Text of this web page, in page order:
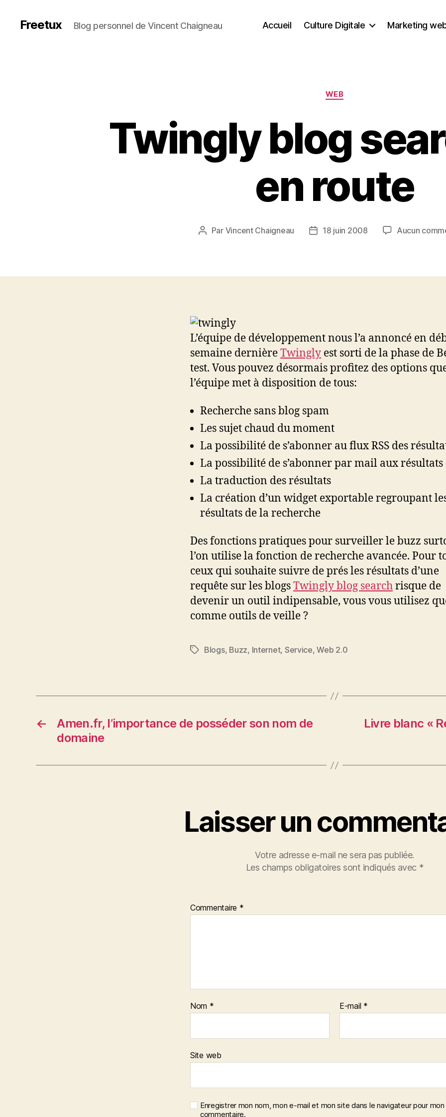
Freetux Blog personnel de Vincent Chaigneau Accueil Culture Digitale Marketing
Catégories
WEB
Twingly blog
en route
Auteur
Par Vincent Chaigneau
Date18 juin 2008 Aucun
L’équipe de développement nous l’a annoncé en
semaine dernièreTwingly est sorti de la phase de
test. Vous pouvez désormais profitez des options
l’équipe met à disposition de tous:
Recherche sans blog spam
Les sujet chaud du moment
La possibilité de s’abonner au flux RSS des
La possibilité de s’abonner par mail aux résultats
La traduction des résultats
La création d’un widget exportable regroupant
résultats de la recherche
Des fonctions pratiques pour surveiller le buzz
l’on utilise la fonction de recherche avancée. Pour
ceux qui souhaite suivre de prés les résultats d’une
requête sur les blogsTwingly blog searchrisque de
devenir un outil indipensable, vous vous utilisez
comme outils de veille ?
Étiquettes
Blogs, Buzz, Internet, Service,Web 2.0
←
Amen.fr, l’importance de posséder son nom de
domaine
Livre blanc «
Laisser un
Votre adresse e-mail ne sera pas publiée.
Les champs obligatoires sont indiqués avec *
Commentaire *
Nom * E-mail *
Site web
Enregistrer mon nom, mon e-mail et mon site dans le navigateur pour mon
commentaire.